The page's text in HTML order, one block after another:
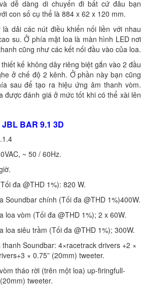
dễ dàng di chuyển đi bất cứ đâu bạn
con số cụ thể là 884 x 62 x 120 mm.
dải các nút điều khiển nối liền với nhau
su. Ở phía mặt loa là màn hình LED nơi
cũng như các kết nối đầu vào của loa.
kế không dây riêng biệt gắn vào 2 đầu
ở chế độ 2 kênh. Ở phần này bạn cũng
sau để tạo ra hiệu ứng âm thanh vòm.
được đánh giá ở mức tốt khi có thể xài lên
BAR 9.1 3D
~ 50 / 60Hz.
đa @THD 1%): 820 W.
Soundbar chính (Tối đa @THD 1%)400W.
loa vòm (Tối đa @THD 1%); 2 x 60W.
loa siêu trầm (Tối đa @THD 1%); 300W.
Soundbar: 4×racetrack drivers +2 ×
× 0.75” (20mm) tweeter.
tháo rời (trên một loa) up-firingfull-
tweeter.